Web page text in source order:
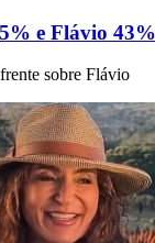
e Flávio
sobre Flávio